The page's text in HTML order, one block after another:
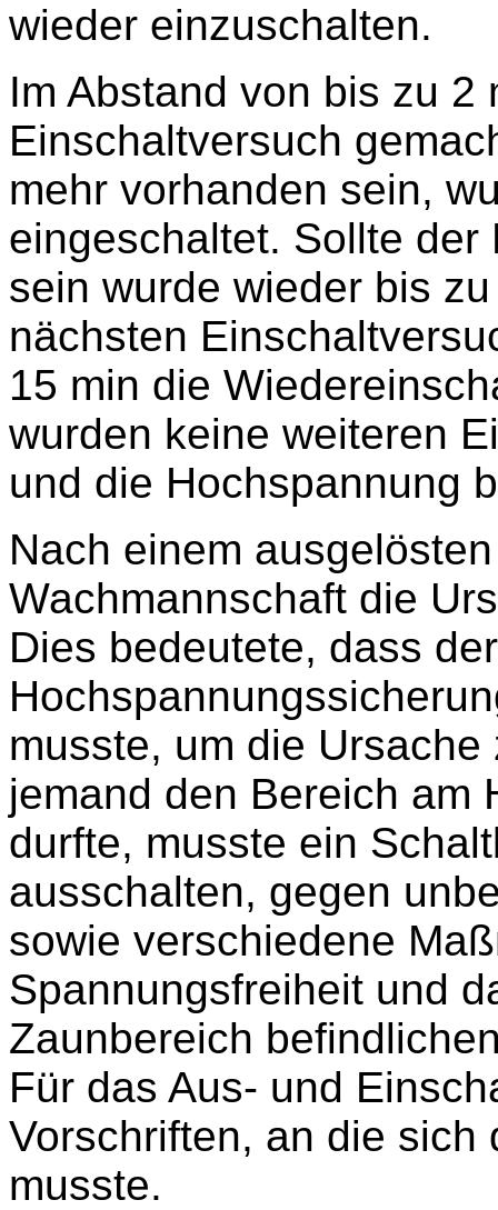
wieder einzuschalten.
Im Abstand von bis zu 2
Einschaltversuch
mehr vorhanden sein,
eingeschaltet. Sollte
sein wurde wieder bis
nächsten
15 min die
wurden keine weiteren
und die Hochspannung
Nach einem
Wachmannschaft die
Dies bedeutete, dass
musste, um die
jemand den Bereich am
durfte, musste ein
ausschalten, gegen
sowie verschiedene
Spannungsfreiheit und
Zaunbereich
Für das Aus- und
Vorschriften, an die sich
musste.